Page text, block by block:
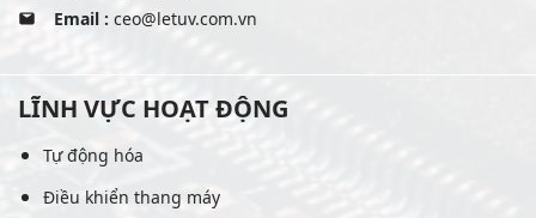
Email : ceo@letuv.com.vn
LĨNH VỰC HOẠT ĐỘNG
Tự động hóa
Điều khiển thang máy